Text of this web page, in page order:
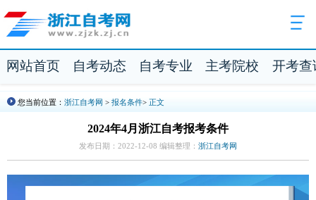
网站首页 自考动态 自考专业 主考院校 开考查
您当前位置： 浙江自考网 > 报名条件> 正文
2024年4月浙江自考报考条件
发布日期：2022-12-08 编辑整理： 浙江自考网